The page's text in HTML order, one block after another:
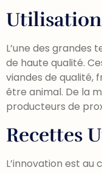
L’une des grandes
de haute qualité.
viandes de qualité,
être animal. De la
producteurs de
Recettes
L’innovation est